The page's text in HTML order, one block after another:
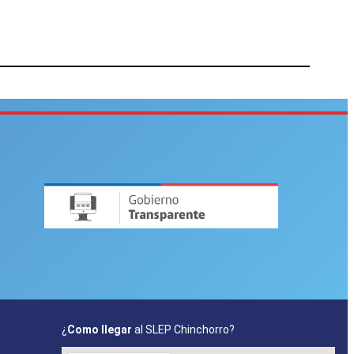
¿ Como llegar al SLEP Chinchorro?